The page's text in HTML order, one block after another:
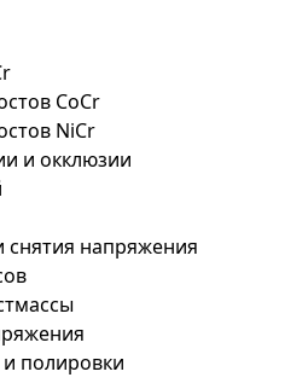
CoCr
NiCr
и окклюзии
снятия напряжения
полировки